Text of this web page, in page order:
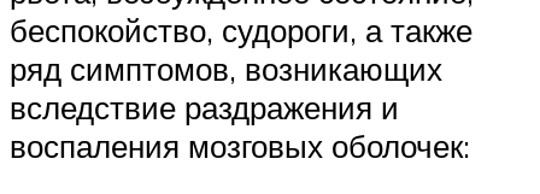
беспокойство, судороги, а также
ряд симптомов, возникающих
вследствие раздражения и
воспаления мозговых оболочек: